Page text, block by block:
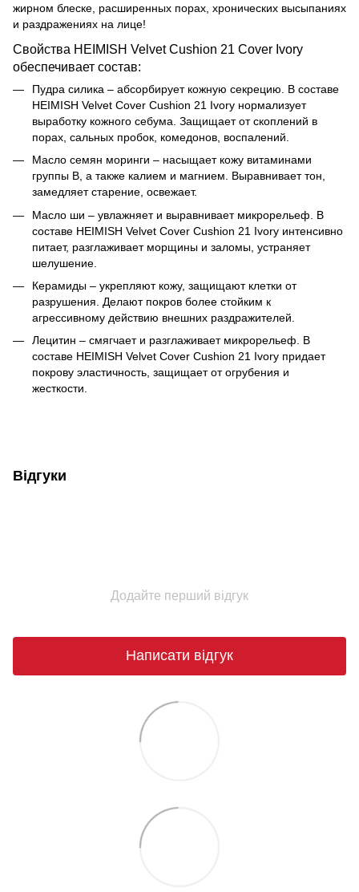
жирном блеске, расширенных порах, хронических высыпаниях
и раздражениях на лице!
Свойства HEIMISH Velvet Cushion 21 Cover Ivory
обеспечивает состав:
Пудра силика – абсорбирует кожную секрецию. В составе
HEIMISH Velvet Cover Cushion 21 Ivory нормализует
выработку кожного себума. Защищает от скоплений в
порах, сальных пробок, комедонов, воспалений.
Масло семян моринги – насыщает кожу витаминами
группы В, а также калием и магнием. Выравнивает тон,
замедляет старение, освежает.
Масло ши – увлажняет и выравнивает микрорельеф. В
составе HEIMISH Velvet Cover Cushion 21 Ivory интенсивно
питает, разглаживает морщины и заломы, устраняет
шелушение.
Керамиды – укрепляют кожу, защищают клетки от
разрушения. Делают покров более стойким к
агрессивному действию внешних раздражителей.
Лецитин – смягчает и разглаживает микрорельеф. В
составе HEIMISH Velvet Cover Cushion 21 Ivory придает
покрову эластичность, защищает от огрубения и
жесткости.
Відгуки
Додайте перший відгук
Написати відгук